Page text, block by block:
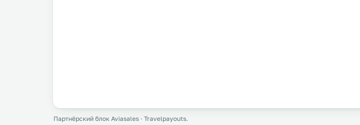
Партнёрский блок Aviasales · Travelpayouts.